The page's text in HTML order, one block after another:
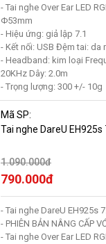
- Tai nghe Over Ear LED
Φ53mm
- Hiệu ứng: giả lập 7.1
- Kết nối: USB Đệm tai: da
- Headband: kim loại
20KHz Dây: 2.0m
- Trọng lượng: 300 +/- 10g
Mã SP:
Tai nghe DareU EH925s
1.090.000đ
790.000đ
- Tai nghe DareU EH925s
- PHIÊN BẢN NÂNG CẤP
- Tai nghe Over Ear LED